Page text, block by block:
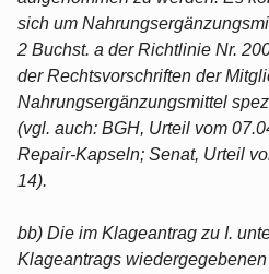
sich um
2 Buchst. a der Richtlinie Nr.
der Rechtsvorschriften der
Nahrungsergänzungsmittel
(vgl. auch: BGH, Urteil vom
Repair-Kapseln; Senat, Urteil
14).
bb) Die im Klageantrag zu I.
Klageantrags